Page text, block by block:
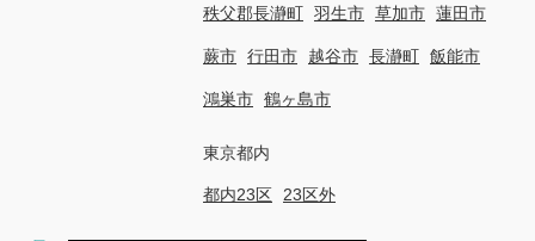
秩父郡長瀞町 羽生市 草加市 蓮田市
蕨市 行田市 越谷市 長瀞町 飯能市
鴻巣市 鶴ヶ島市
東京都内
都内23区 23区外